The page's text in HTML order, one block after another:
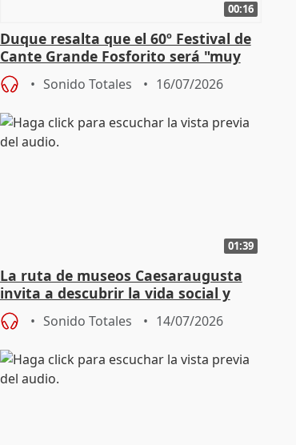
00:16
Duque resalta que el 60º Festival de
Cante Grande Fosforito será "muy
especial" tras su pérdida
Sonido Totales 16/07/2026
01:39
La ruta de museos Caesaraugusta
invita a descubrir la vida social y
económica de la Zaragoza ro
Sonido Totales 14/07/2026